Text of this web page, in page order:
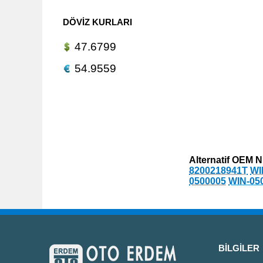
DÖVIZ KURLARI
47.6799
54.9559
Alternatif OEM
8200218941T
0500005 WIN-
BILGILER